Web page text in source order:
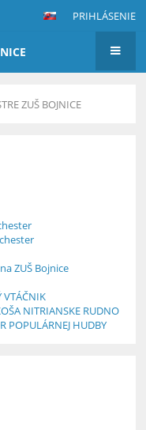
PRIHLÁSENIE
ZUŠ BOJNICE
ZUŠ Bojnice
VTÁČNIK
NITRIANSKE RUDNO
POPULÁRNEJ HUDBY